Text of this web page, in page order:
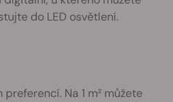
do LED osvětlení.
Na 1 m² můžete